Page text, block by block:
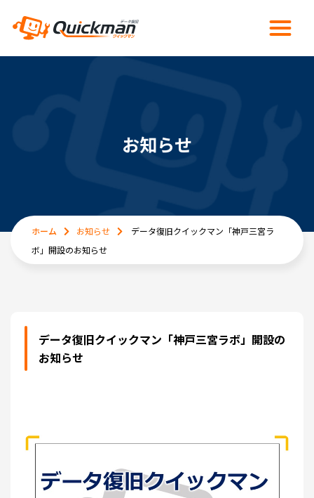
お知らせ
ホーム お知らせ
データ復旧クイックマン「神戸三宮ラ
ボ」開設のお知らせ
データ復旧クイックマン「神戸三宮ラボ」開設の
お知らせ